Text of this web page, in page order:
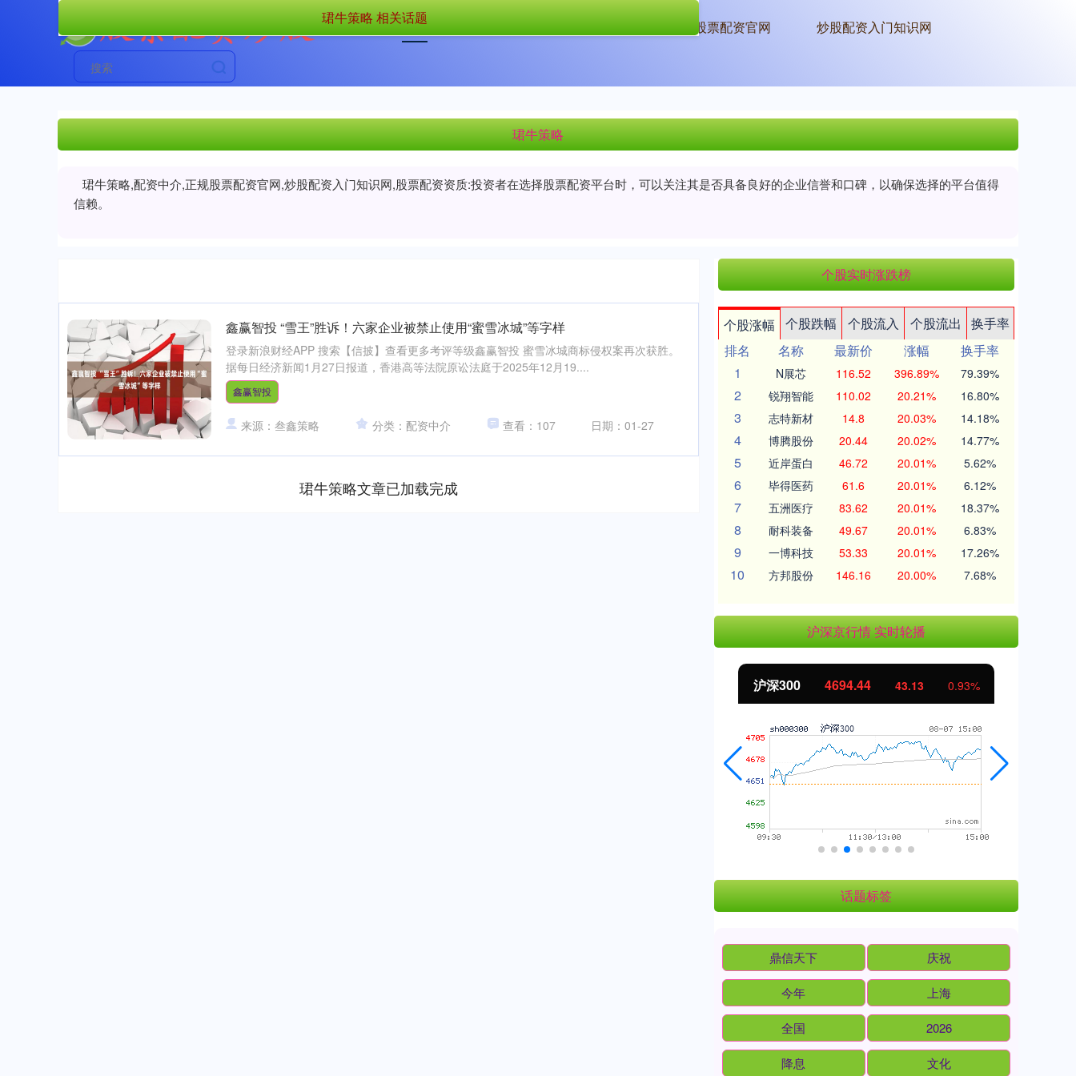
首页 珺牛策略 配资中介 正规股票配资官网 炒股配资入门知识网
珺牛策略
珺牛策略,配资中介,正规股票配资官网,炒股配资入门知识网,股票配资资质:投资者在选择股票配资平台时，可以关注其是否具备良好的企业信誉和口碑，以确保选择的平台值得
信赖。
珺牛策略 相关话题
鑫赢智投 “雪王”胜诉！六家企业被禁止使用“蜜雪冰城”等字样
登录新浪财经APP 搜索【信披】查看更多考评等级鑫赢智投 蜜雪冰城商标侵权案再次获胜。
据每日经济新闻1月27日报道，香港高等法院原讼法庭于2025年12月19....
鑫赢智投
来源：叁鑫策略 分类：配资中介 查看：107 日期：01-27
珺牛策略文章已加载完成
个股实时涨跌榜
个股涨幅 个股跌幅 个股流入 个股流出
换手率
排名
名称 最新价 涨幅
换手率
1
N展芯 116.52 396.89% 79.39%
2 锐翔智能 110.02 20.21% 16.80%
3 志特新材 14.8 20.03% 14.18%
4 博腾股份 20.44 20.02% 14.77%
5 近岸蛋白 46.72 20.01% 5.62%
6 毕得医药 61.6 20.01% 6.12%
7 五洲医疗 83.62 20.01% 18.37%
8 耐科装备 49.67 20.01% 6.83%
9 一博科技 53.33 20.01% 17.26%
10 方邦股份 146.16 20.00% 7.68%
沪深京行情 实时轮播
沪深300 4694.44 43.13 0.93%
话题标签
鼎信天下 庆祝
今年 上海
全国 2026
降息 文化